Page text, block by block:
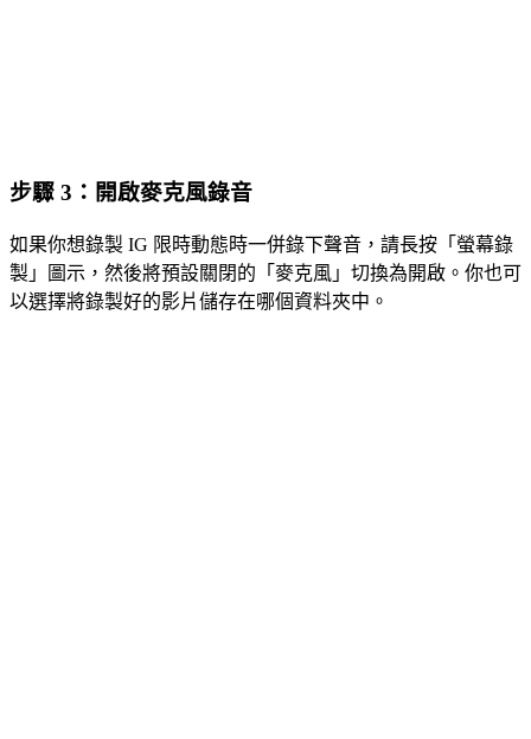
步驟 3：開啟麥克風錄音
如果你想錄製 IG 限時動態時一併錄下聲音，請長按「螢幕錄
製」圖示，然後將預設關閉的「麥克風」切換為開啟。你也可
以選擇將錄製好的影片儲存在哪個資料夾中。